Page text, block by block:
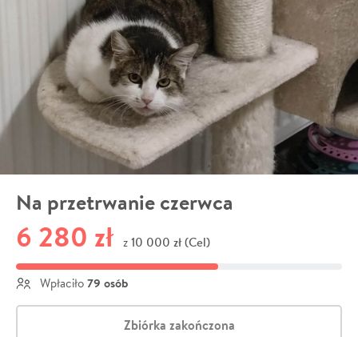
Na przetrwanie czerwca
6 280 zł z 10 000 zł (Cel)
Wpłaciło 79 osób
Zbiórka zakończona